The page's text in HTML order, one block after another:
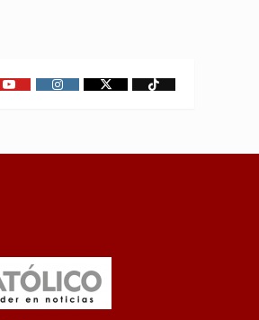
YoutubeInstagram
X TikTok